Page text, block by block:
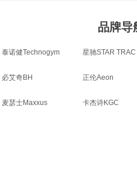
品牌导
卡杰诗KGC
星驰STAR TRAC
必艾奇BH 正伦Aeon
泰诺健Technogym
麦瑟士Maxxus